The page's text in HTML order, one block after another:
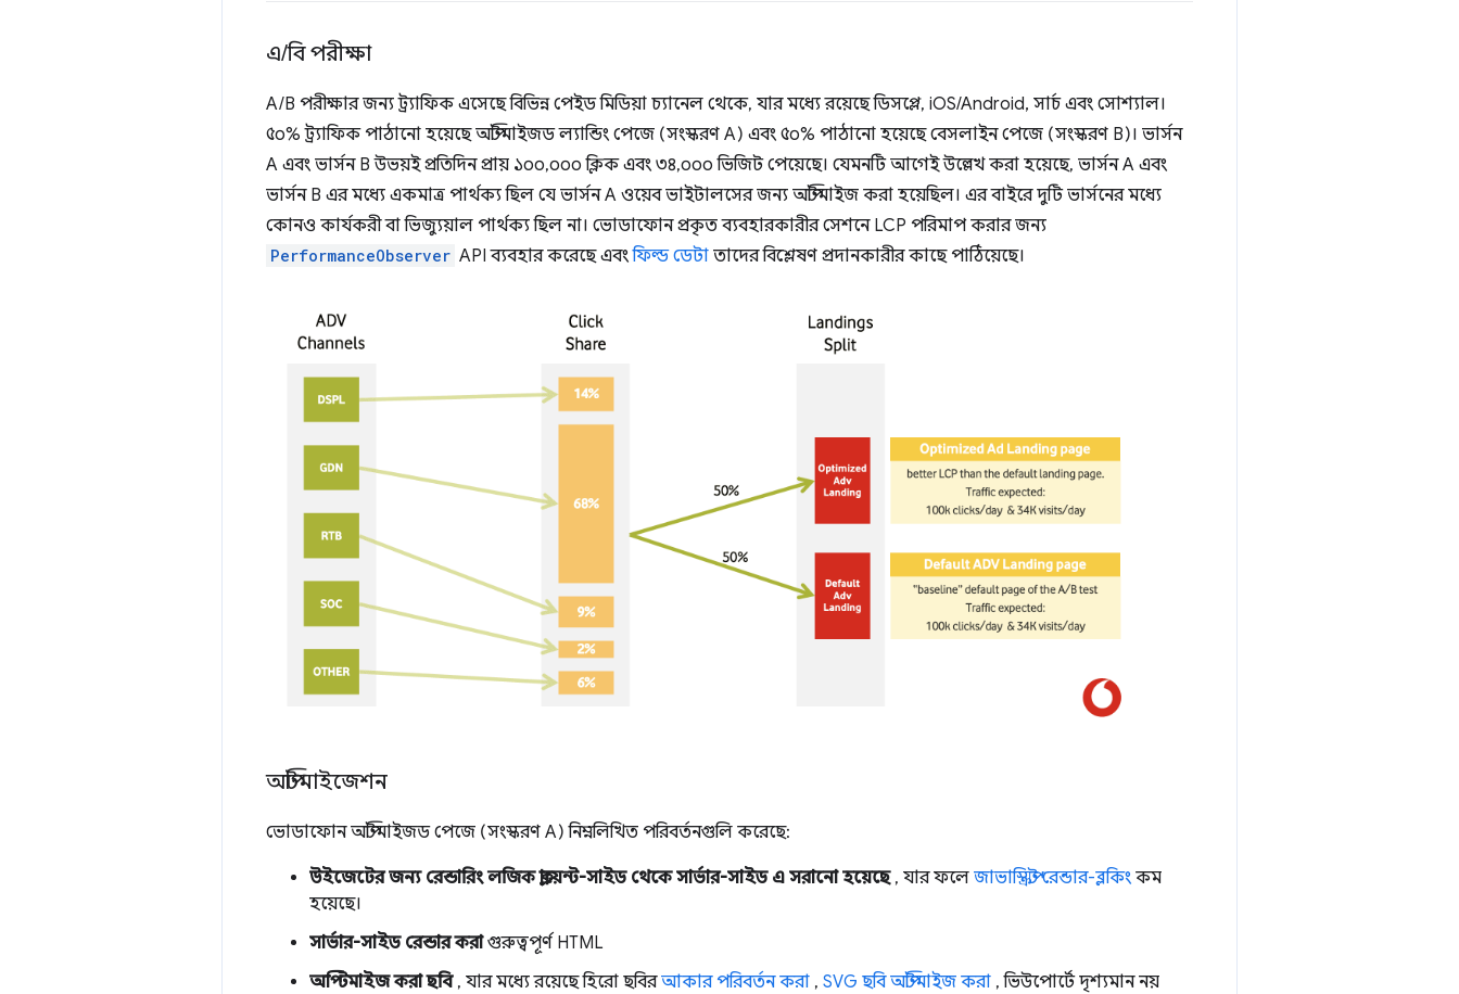
এ/বি পরীক্ষা
A/B পরীক্ষার জন্য ট্র্যাফিক এসেছে বিভিন্ন পেইড মিডিয়া চ্যানেল থেকে, যার মধ্যে রয়েছে ডিসপ্লে, iOS/Android, সার্চ এবং সোশ্যাল।
৫০% ট্র্যাফিক পাঠানো হয়েছে অপ্টিমাইজড ল্যান্ডিং পেজে (সংস্করণ A) এবং ৫০% পাঠানো হয়েছে বেসলাইন পেজে (সংস্করণ B)। ভার্সন
A এবং ভার্সন B উভয়ই প্রতিদিন প্রায় ১০০,০০০ ক্লিক এবং ৩৪,০০০ ভিজিট পেয়েছে। যেমনটি আগেই উল্লেখ করা হয়েছে, ভার্সন A এবং
ভার্সন B এর মধ্যে একমাত্র পার্থক্য ছিল যে ভার্সন A ওয়েব ভাইটালসের জন্য অপ্টিমাইজ করা হয়েছিল। এর বাইরে দুটি ভার্সনের মধ্যে
কোনও কার্যকরী বা ভিজ্যুয়াল পার্থক্য ছিল না। ভোডাফোন প্রকৃত ব্যবহারকারীর সেশনে LCP পরিমাপ করার জন্য
PerformanceObserver API ব্যবহার করেছে এবংফিল্ড ডেটা তাদের বিশ্লেষণ প্রদানকারীর কাছে পাঠিয়েছে।
অপ্টিমাইজেশন
ভোডাফোন অপ্টিমাইজড পেজে (সংস্করণ A) নিম্নলিখিত পরিবর্তনগুলি করেছে:
উইজেটের জন্য রেন্ডারিং লজিক ক্লায়েন্ট-সাইড থেকে সার্ভার-সাইড এ সরানো হয়েছে, যার ফলে জাভাস্ক্রিপ্ট রেন্ডার-ব্লকিং কম
হয়েছে।
সার্ভার-সাইড রেন্ডার করাগুরুত্বপূর্ণ HTML
অপ্টিমাইজ করা ছবি, যার মধ্যে রয়েছে হিরো ছবিরআকার পরিবর্তন করা , SVG ছবি অপ্টিমাইজ করা , ভিউপোর্টে দৃশ্যমান নয়